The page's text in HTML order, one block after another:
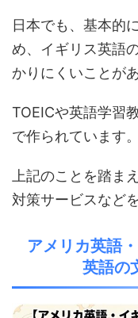
日本でも、基本的
め、イギリス英語
かりにくいことが
TOEICや英語学習
で作られています。
上記のことを踏ま
対策サービスなど
アメリカ英語
英語の